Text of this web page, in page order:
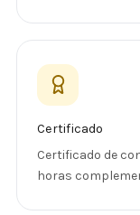
Certificado
Certificado de
horas